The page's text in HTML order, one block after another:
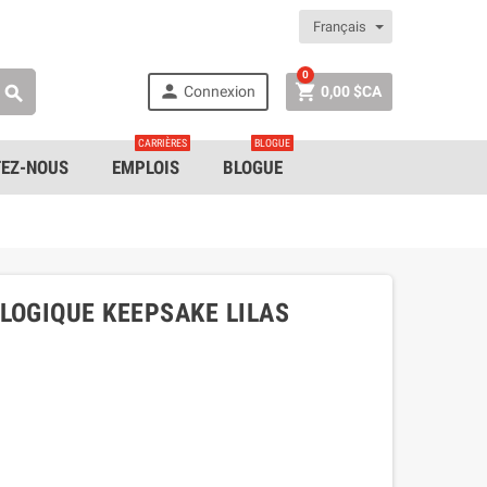
Français
  Connexion  0,00 $CA
0
NOUS EMPLOIS
CARRIÈRES
BLOGUE
BLOGUE
KEEPSAKE LILAS